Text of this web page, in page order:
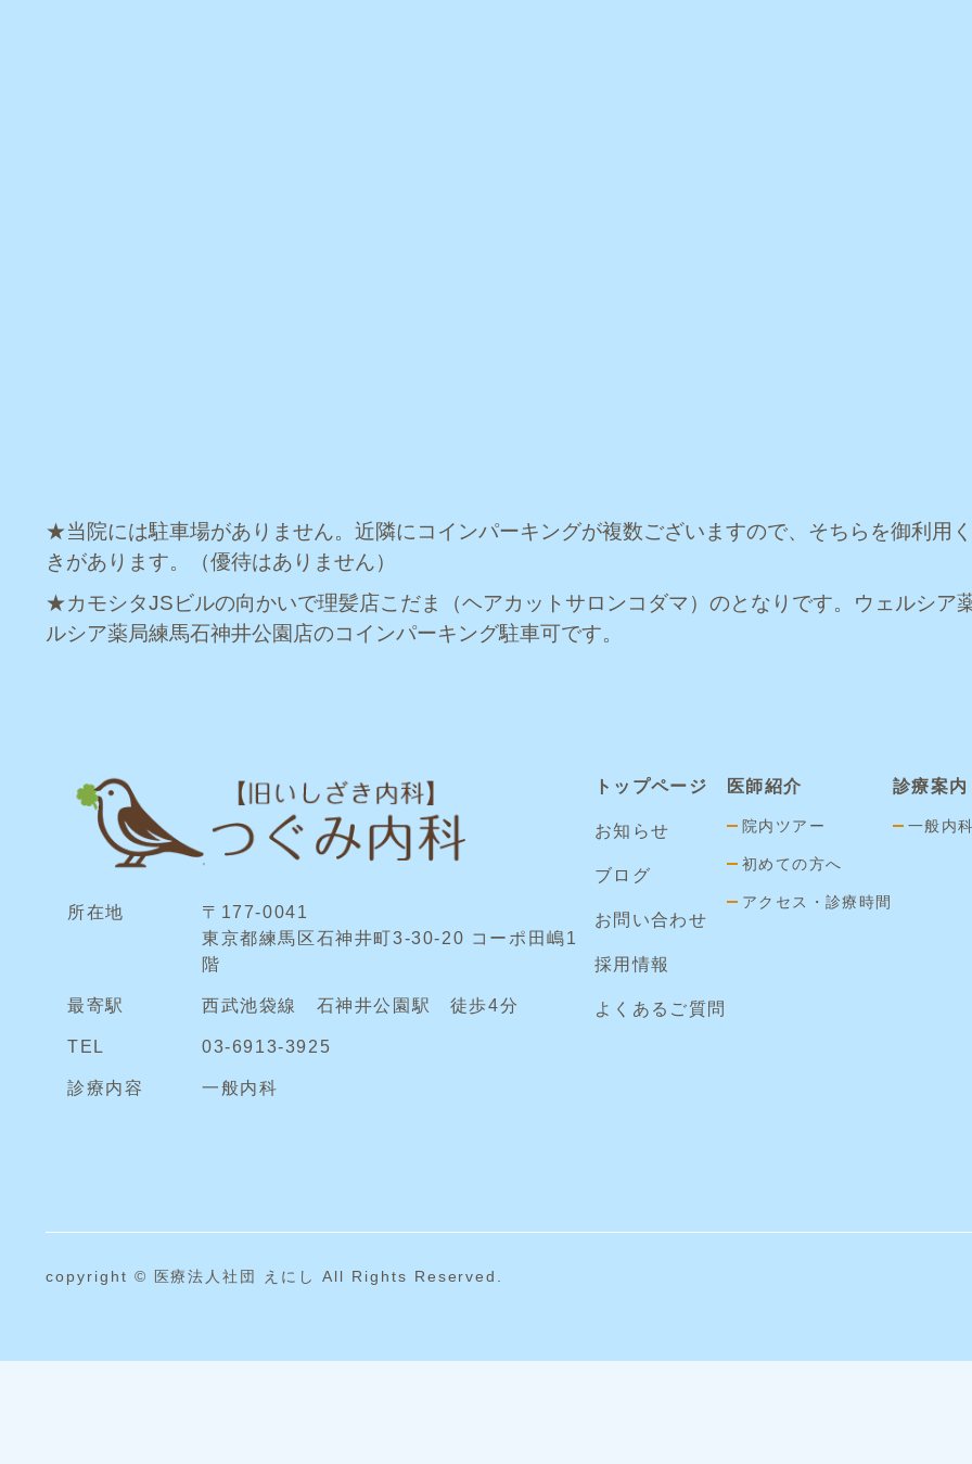
★当院には駐車場がありません。近隣にコインパーキングが複数ございますので、そちらを御利用
きがあります。（優待はありません）
★カモシタJSビルの向かいで理髪店こだま（ヘアカットサロンコダマ）のとなりです。ウェルシア
ルシア薬局練馬石神井公園店のコインパーキング駐車可です。
所在地
〒177-0041
東京都練馬区石神井町3-30-20 コーポ田嶋1
階
最寄駅 西武池袋線 石神井公園駅 徒歩4分
TEL 03-6913-3925
診療内容 一般内科
トップページ
お知らせ
ブログ
お問い合わせ
採用情報
よくあるご質問
医師紹介
院内ツアー
初めての方へ
アクセス・診療時間
診療案内
一般内科
copyright © 医療法人社団 えにし All Rights Reserved.